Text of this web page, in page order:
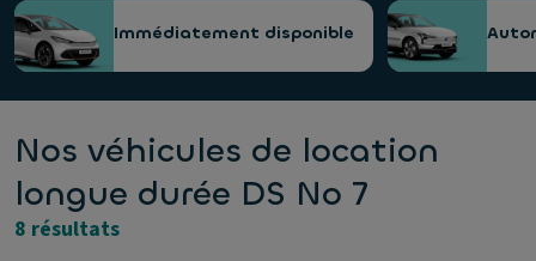
Immédiatement disponible
Nos véhicules de location
longue durée DS No 7
8 résultats